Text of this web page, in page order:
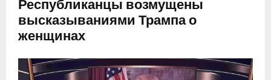
Республиканцы возмущены
высказываниями Трампа о
женщинах